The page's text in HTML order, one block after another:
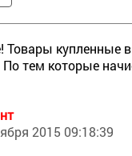
Товары купленные
По тем которые
2015 09:18:39